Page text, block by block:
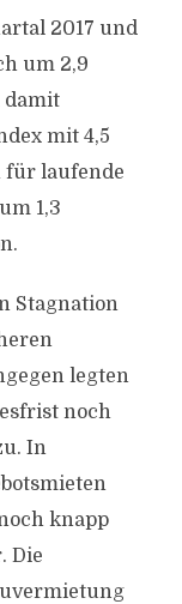
2017 und
um 2,9
damit
mit 4,5
für laufende
1,3
Stagnation
legten
noch
In
knapp
Die